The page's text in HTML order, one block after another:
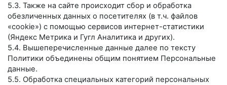
5.3. Также на сайте происходит сбор и обработка
обезличенных данных о посетителях (в т.ч. файлов
«cookie») с помощью сервисов интернет-статистики
(Яндекс Метрика и Гугл Аналитика и других).
5.4. Вышеперечисленные данные далее по тексту
Политики объединены общим понятием Персональные
данные.
5.5. Обработка специальных категорий персональных